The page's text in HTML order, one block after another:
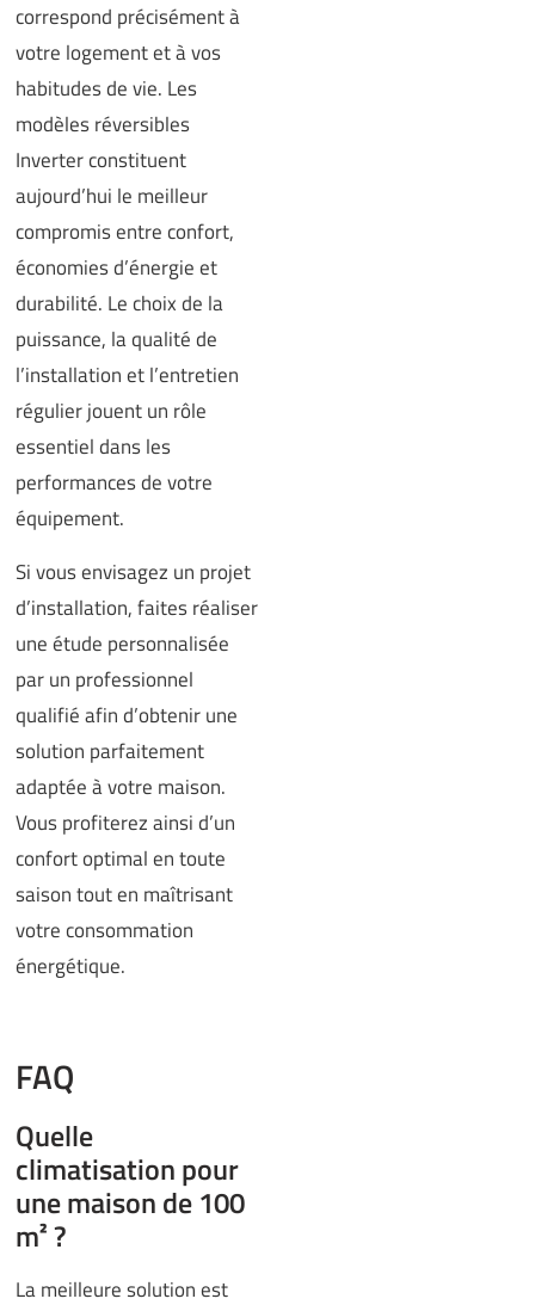
correspond précisément à
votre logement et à vos
habitudes de vie. Les
modèles réversibles
Inverter constituent
aujourd’hui le meilleur
compromis entre confort,
économies d’énergie et
durabilité. Le choix de la
puissance, la qualité de
l’installation et l’entretien
régulier jouent un rôle
essentiel dans les
performances de votre
équipement.
Si vous envisagez un projet
d’installation, faites réaliser
une étude personnalisée
par un professionnel
qualifié afin d’obtenir une
solution parfaitement
adaptée à votre maison.
Vous profiterez ainsi d’un
confort optimal en toute
saison tout en maîtrisant
votre consommation
énergétique.
FAQ
Quelle
climatisation pour
une maison de 100
m² ?
La meilleure solution est